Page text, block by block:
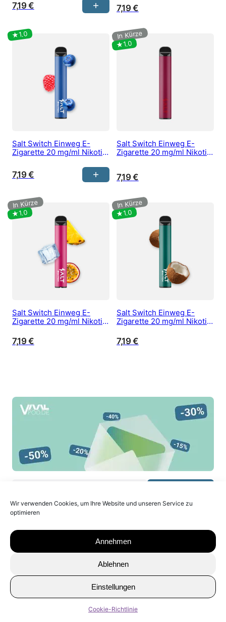
Wir verwenden Cookies, um Ihre Website und unseren Service zu
optimieren
Annehmen
Ablehnen
Einstellungen
Cookie-Richtlinie
7,19€ 7,19€
Salt Switch Einweg E-
Zigarette 20 mg/ml Nikotin
Raspberry
7,19€
Salt Switch Einweg E-
Zigarette 20 mg/ml Nikotin
7,19€
Salt Switch Einweg E-
Zigarette 20 mg/ml Nikotin
7,19€
Salt Switch Einweg E-
Zigarette 20 mg/ml Nikotin
7,19€
Du kannst den Newsletter jederzeit wieder abbestellen.